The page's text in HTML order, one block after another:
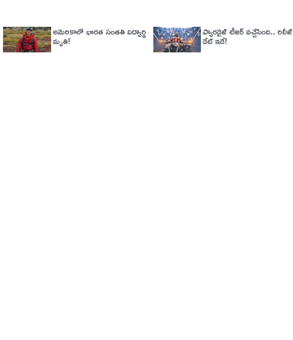
అమెరికాలో భార‌త సంత‌తి విద్యార్థి
మృతి!
ప్యారడైజ్‌ టీజర్‌ వచ్చేసింది.. రిలీజ్‌
డేట్‌ ఇదే!